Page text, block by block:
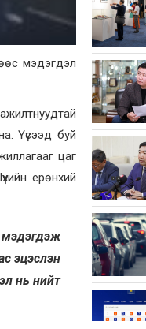
мэдэгдэл
ажилтнуудтай
Үүсээд буй
цаг
ерөнхий
мэдэгдэж
эцэслэн
нь нийт